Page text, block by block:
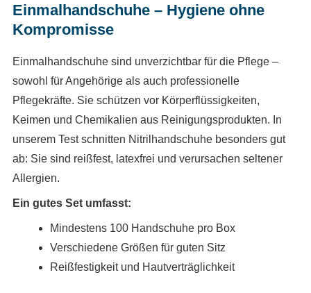
Einmalhandschuhe – Hygiene ohne
Kompromisse
Einmalhandschuhe sind unverzichtbar für die Pflege –
sowohl für Angehörige als auch professionelle
Pflegekräfte. Sie schützen vor Körperflüssigkeiten,
Keimen und Chemikalien aus Reinigungsprodukten. In
unserem Test schnitten Nitrilhandschuhe besonders gut
ab: Sie sind reißfest, latexfrei und verursachen seltener
Allergien.
Ein gutes Set umfasst:
Mindestens 100 Handschuhe pro Box
Verschiedene Größen für guten Sitz
Reißfestigkeit und Hautverträglichkeit